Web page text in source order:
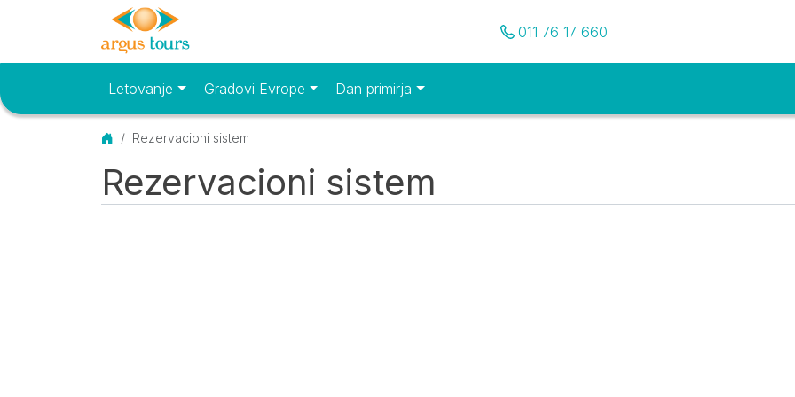
Pozovite nas
011 76 17 660
Osnovni meniLetovanje Gradovi Evrope Dan primirja
Početna
Rezervacioni sistem
Rezervacioni sistem